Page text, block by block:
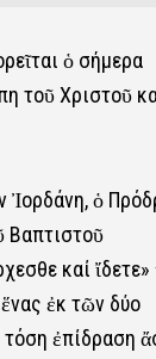
ὁ σήμερα
τοῦ Χριστοῦ
Ἰορδάνη, ὁ
Βαπτιστοῦ
καί ἴδετε»
ἐκ τῶν δύο
ἐπίδραση